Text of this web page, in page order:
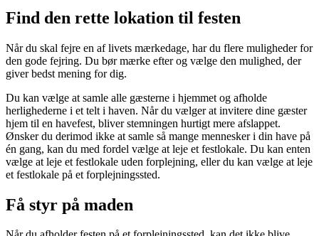
Find den rette lokation til festen
Når du skal fejre en af livets mærkedage, har du flere muligheder for
den gode fejring. Du bør mærke efter og vælge den mulighed, der
giver bedst mening for dig.
Du kan vælge at samle alle gæsterne i hjemmet og afholde
herlighederne i et telt i haven. Når du vælger at invitere dine gæster
hjem til en havefest, bliver stemningen hurtigt mere afslappet.
Ønsker du derimod ikke at samle så mange mennesker i din have på
én gang, kan du med fordel vælge at leje et festlokale. Du kan enten
vælge at leje et festlokale uden forplejning, eller du kan vælge at leje
et festlokale på et forplejningssted.
Få styr på maden